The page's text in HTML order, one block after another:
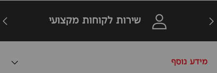
חזרה שירות לקוחות מקצועי
מידע נוסף